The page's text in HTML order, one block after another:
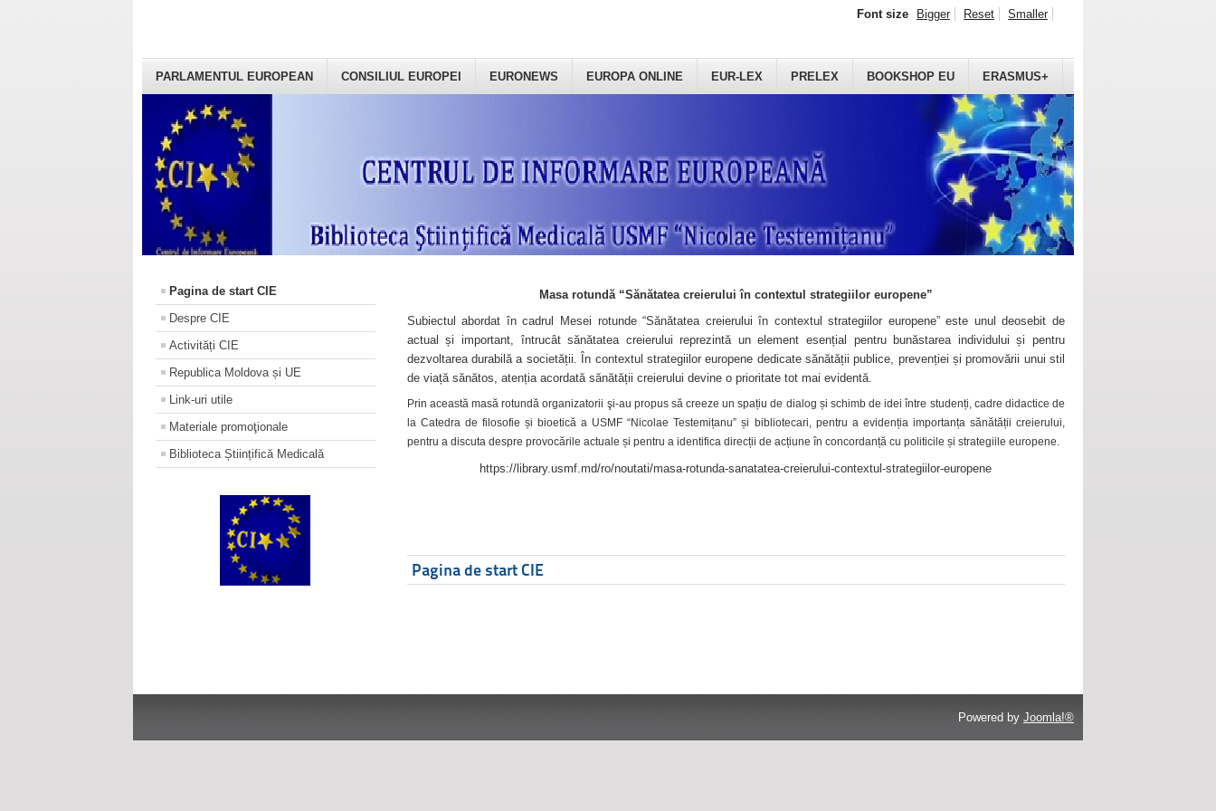
PARLAMENTUL EUROPEAN CONSILIUL EUROPEI EURONEWS EUROPA ONLINE EUR-LEX PRELEX BOOKSHOP EU ERASMUS+
Font size Bigger Reset Smaller
Pagina de start CIE
Despre CIE
Activități CIE
Republica Moldova și UE
Link-uri utile
Materiale promoţionale
Biblioteca Științifică Medicală
Masa rotundă “Sănătatea creierului în contextul strategiilor europene”
Subiectul abordat în cadrul Mesei rotunde “Sănătatea creierului în contextul strategiilor europene” este unul deosebit de
actual și important, întrucât sănătatea creierului reprezintă un element esențial pentru bunăstarea individului și pentru
dezvoltarea durabilă a societății. În contextul strategiilor europene dedicate sănătății publice, prevenției și promovării unui stil
de viață sănătos, atenția acordată sănătății creierului devine o prioritate tot mai evidentă.
Prin această masă rotundă organizatorii şi-au propus să creeze un spațiu de dialog și schimb de idei între studenți, cadre didactice de
la Catedra de filosofie și bioetică a USMF “Nicolae Testemițanu” și bibliotecari, pentru a evidenția importanța sănătății creierului,
pentru a discuta despre provocările actuale și pentru a identifica direcții de acțiune în concordanță cu politicile și strategiile europene.
https://library.usmf.md/ro/noutati/masa-rotunda-sanatatea-creierului-contextul-strategiilor-europene
Pagina de start CIE
Powered by Joomla!®